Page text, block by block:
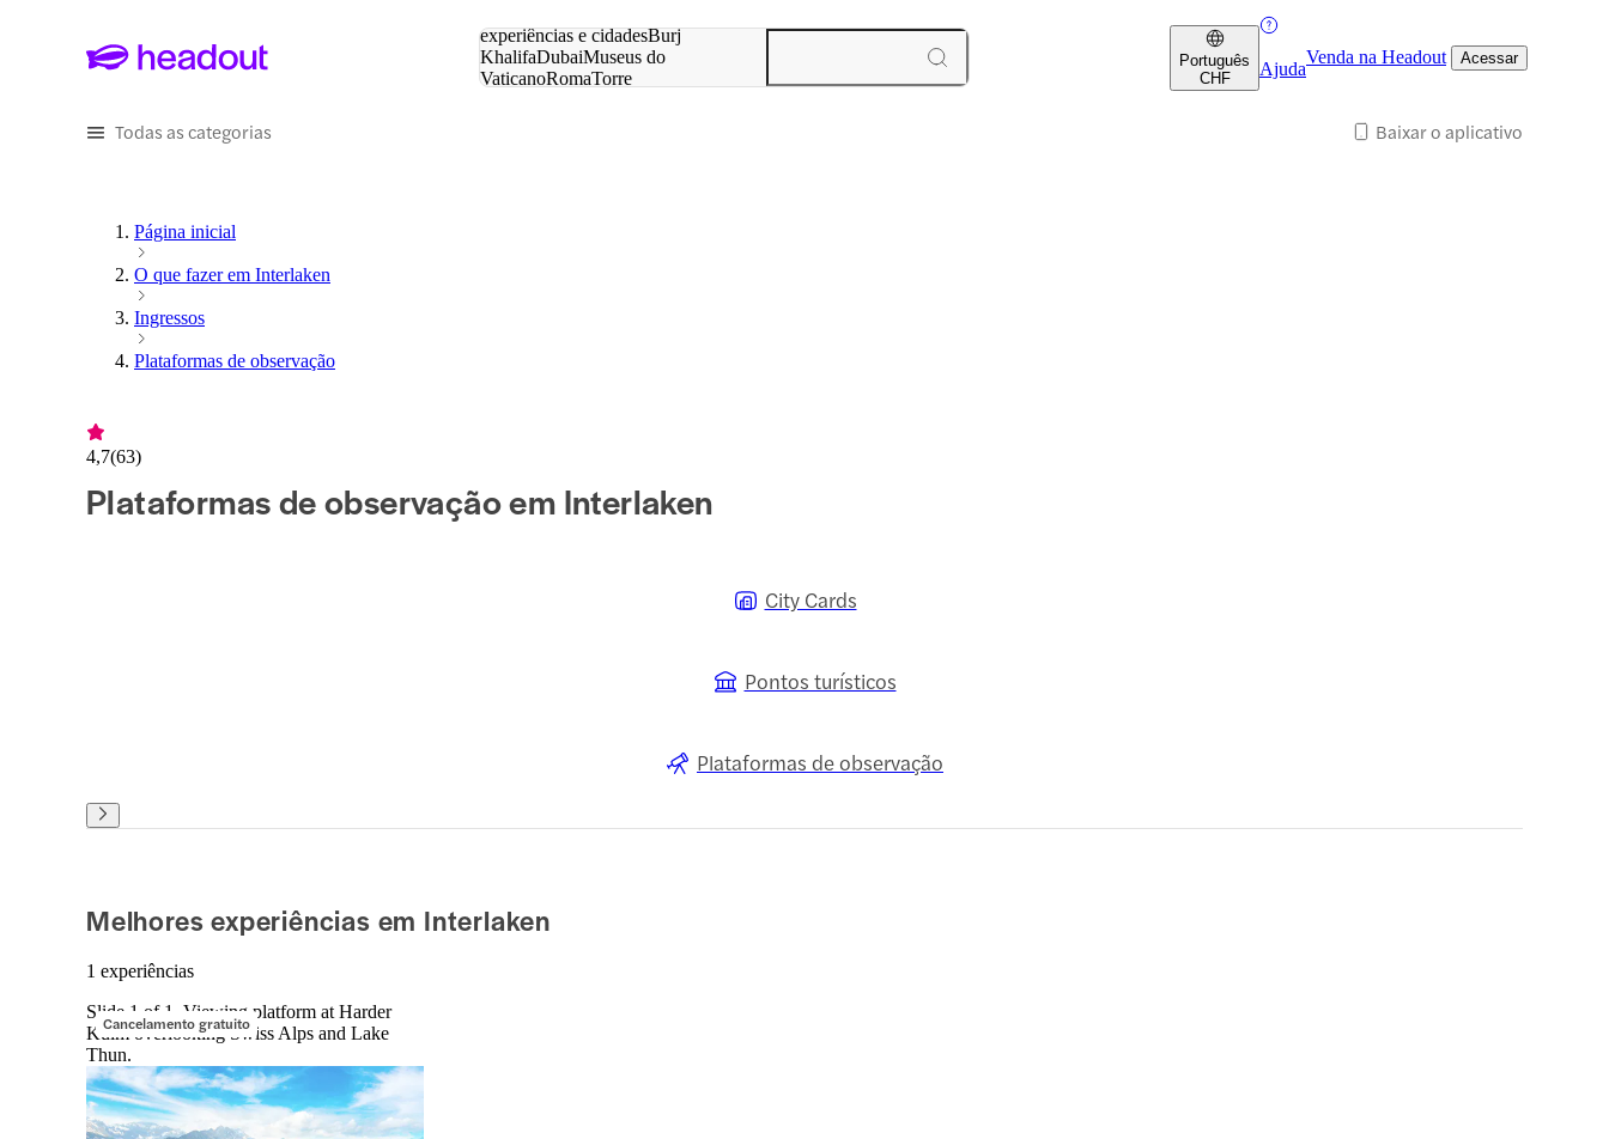
experiências e cidadesBurj
KhalifaDubaiMuseus do
VaticanoRomaTorre
Português
CHF
Ajuda
Venda na Headout Acessar
Todas as categorias Baixar o aplicativo
Página inicial
O que fazer em Interlaken
Ingressos
Plataformas de observação
4,7(63)
Plataformas de observação em Interlaken
City Cards
Pontos turísticos
Plataformas de observação
Melhores experiências em Interlaken
1 experiências
Cancelamento gratuito
Slide 1 of 1, Viewing platform at Harder
Kulm overlooking Swiss Alps and Lake
Thun.